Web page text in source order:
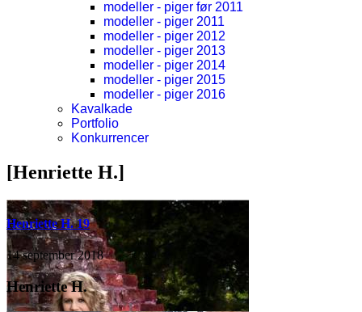
modeller - piger før 2011
modeller - piger 2011
modeller - piger 2012
modeller - piger 2013
modeller - piger 2014
modeller - piger 2015
modeller - piger 2016
Kavalkade
Portfolio
Konkurrencer
[Henriette H.]
Henriette H. 19
14 september 2018
Henriette H.